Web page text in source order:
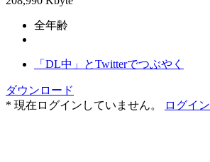
全年齢
「DL中」とTwitterでつぶやく
ダウンロード
* 現在ログインしていません。
ログイン